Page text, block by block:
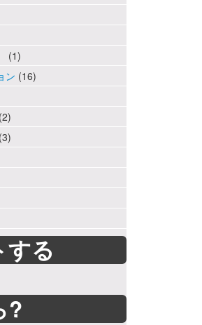
(1)
ン (16)
(2)
(3)
する
?